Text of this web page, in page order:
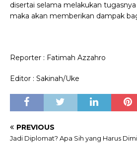
disertai selama melakukan
maka akan memberikan dampak
Reporter : Fatimah Azzahro
Editor : Sakinah/Uke
PREVIOUS
Jadi Diplomat? Apa Sih yang Harus